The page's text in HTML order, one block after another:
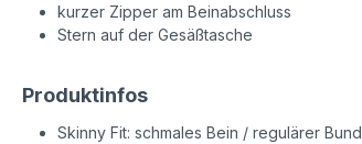
kurzer Zipper am Beinabschluss
Stern auf der Gesäßtasche
Produktinfos
Skinny Fit: schmales Bein / regulärer Bund